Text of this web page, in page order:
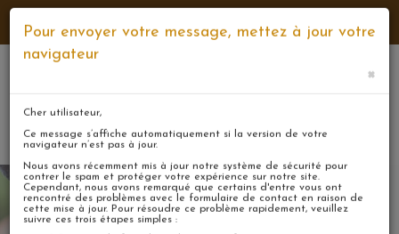
Pour envoyer votre message, mettez à jour votre
navigateur
×
Cher utilisateur,
Ce message s’affiche automatiquement si la version de votre
navigateur n’est pas à jour.
Nous avons récemment mis à jour notre système de sécurité pour
contrer le spam et protéger votre expérience sur notre site.
Cependant, nous avons remarqué que certains d'entre vous ont
rencontré des problèmes avec le formulaire de contact en raison de
cette mise à jour. Pour résoudre ce problème rapidement, veuillez
suivre ces trois étapes simples :